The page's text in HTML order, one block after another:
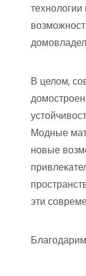
технологии
В целом,
Модные
новые
эти